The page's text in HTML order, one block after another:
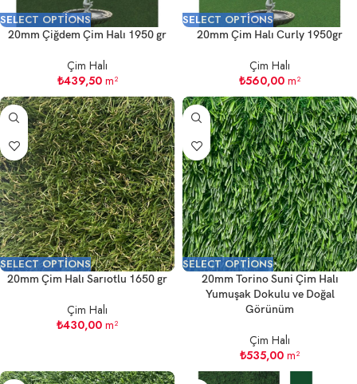
SELECT OPTIONS
20mm Çiğdem Çim Halı 1950 gr
Çim Halı
₺439,50m²
SELECT OPTIONS
20mm Çim Halı Curly 1950gr
Çim Halı
₺560,00 m²
SELECT OPTIONS
20mm Çim Halı Sarıotlu 1650 gr
Çim Halı
₺430,00 m²
SELECT OPTIONS
20mm Torino Suni Çim Halı
Yumuşak Dokulu ve Doğal
Görünüm
Çim Halı
₺535,00 m²